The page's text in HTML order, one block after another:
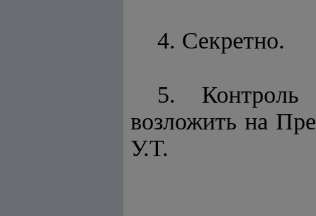
4. Секретно.
5. Контроль
возложить на
У.Т.